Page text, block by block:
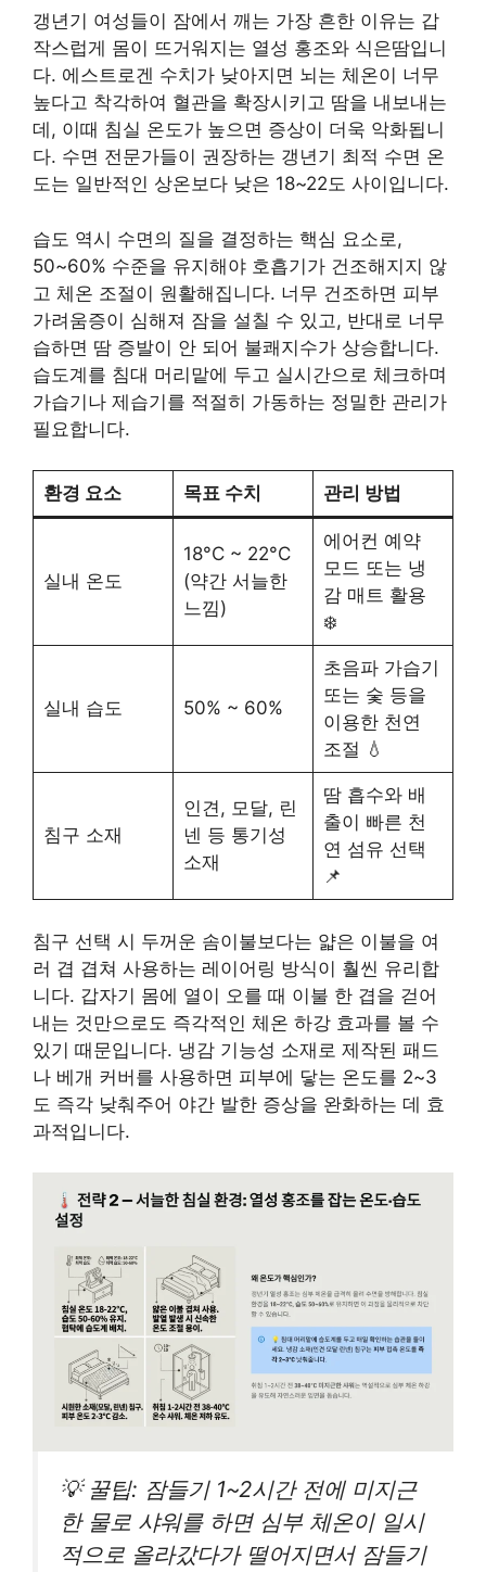
갱년기 여성들이 잠에서 깨는 가장 흔한 이유는 갑
작스럽게 몸이 뜨거워지는 열성 홍조와 식은땀입니
다. 에스트로겐 수치가 낮아지면 뇌는 체온이 너무
높다고 착각하여 혈관을 확장시키고 땀을 내보내는
데, 이때 침실 온도가 높으면 증상이 더욱 악화됩니
다. 수면 전문가들이 권장하는 갱년기 최적 수면 온
도는 일반적인 상온보다 낮은 18~22도 사이입니다.
습도 역시 수면의 질을 결정하는 핵심 요소로,
50~60% 수준을 유지해야 호흡기가 건조해지지 않
고 체온 조절이 원활해집니다. 너무 건조하면 피부
가려움증이 심해져 잠을 설칠 수 있고, 반대로 너무
습하면 땀 증발이 안 되어 불쾌지수가 상승합니다.
습도계를 침대 머리맡에 두고 실시간으로 체크하며
가습기나 제습기를 적절히 가동하는 정밀한 관리가
필요합니다.
환경 요소 목표 수치 관리 방법
실내 온도
18°C ~ 22°C
(약간 서늘한
느낌)
에어컨 예약
모드 또는 냉
감 매트 활용
❄️
실내 습도 50% ~ 60%
초음파 가습기
또는 숯 등을
이용한 천연
조절 💧
침구 소재
인견, 모달, 린
넨 등 통기성
소재
땀 흡수와 배
출이 빠른 천
연 섬유 선택
📌
침구 선택 시 두꺼운 솜이불보다는 얇은 이불을 여
러 겹 겹쳐 사용하는 레이어링 방식이 훨씬 유리합
니다. 갑자기 몸에 열이 오를 때 이불 한 겹을 걷어
내는 것만으로도 즉각적인 체온 하강 효과를 볼 수
있기 때문입니다. 냉감 기능성 소재로 제작된 패드
나 베개 커버를 사용하면 피부에 닿는 온도를 2~3
도 즉각 낮춰주어 야간 발한 증상을 완화하는 데 효
과적입니다.
💡 꿀팁: 잠들기 1~2시간 전에 미지근
한 물로 샤워를 하면 심부 체온이 일시
적으로 올라갔다가 떨어지면서 잠들기